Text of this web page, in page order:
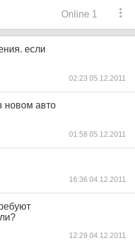
Online 1
если
02:23 05.12.2011
новом авто
01:58 05.12.2011
16:36 04.12.2011
12:29 04.12.2011